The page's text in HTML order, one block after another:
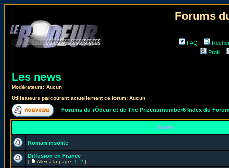
Forums
FAQ
Profil
Les news
Modérateurs: Aucun
Utilisateurs parcourant actuellement ce forum: Aucun
Forums du rÔdeur et de The Prizenarnumber6 Index du
Sujets
Roman insolite
Diffusion en France
[ Aller à la page: 1 2 ]